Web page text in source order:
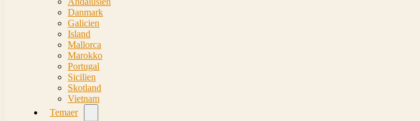
Danmark
Galicien
Island
Mallorca
Marokko
Portugal
Sicilien
Skotland
Vietnam
Temaer